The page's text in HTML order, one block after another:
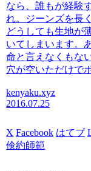
なら、誰もが経験
れ。ジーンズを長
どうしても生地が
いてしまいます。
命と言えなくもな
穴が空いただけで
kenyaku.xyz
2016.07.25
X Facebook はてブ
倹約師範